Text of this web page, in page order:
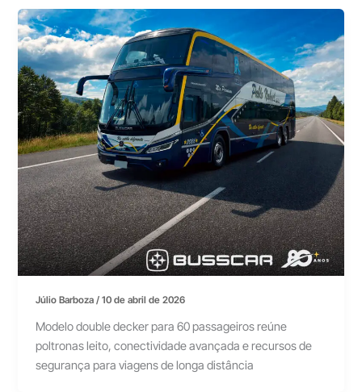
Júlio Barboza/10 de abril de 2026
Modelo double decker para 60 passageiros reúne
poltronas leito, conectividade avançada e recursos de
segurança para viagens de longa distância